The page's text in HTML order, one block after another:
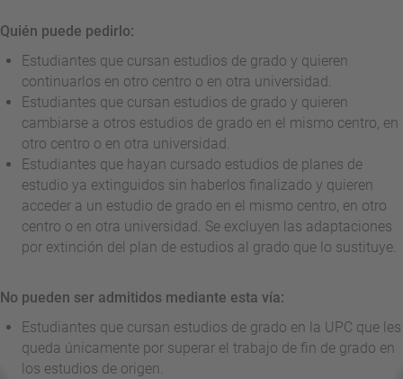
Quién puede pedirlo:
Estudiantes que cursan estudios de grado y quieren
continuarlos en otro centro o en otra universidad.
Estudiantes que cursan estudios de grado y quieren
cambiarse a otros estudios de grado en el mismo centro, en
otro centro o en otra universidad.
Estudiantes que hayan cursado estudios de planes de
estudio ya extinguidos sin haberlos finalizado y quieren
acceder a un estudio de grado en el mismo centro, en otro
centro o en otra universidad. Se excluyen las adaptaciones
por extinción del plan de estudios al grado que lo sustituye.
No pueden ser admitidos mediante esta vía:
Estudiantes que cursan estudios de grado en la UPC que les
queda únicamente por superar el trabajo de fin de grado en
los estudios de origen.